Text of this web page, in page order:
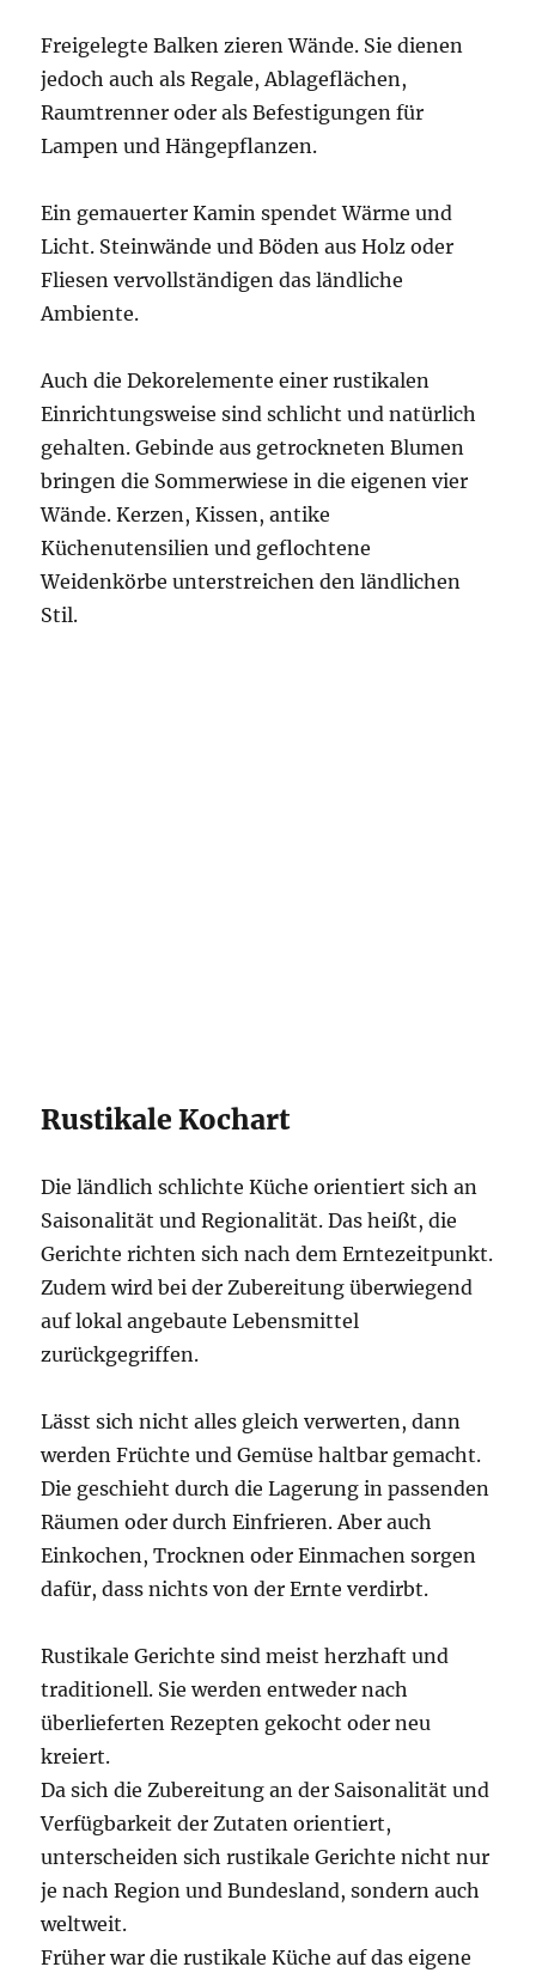
Freigelegte Balken zieren Wände. Sie dienen
jedoch auch als Regale, Ablageflächen,
Raumtrenner oder als Befestigungen für
Lampen und Hängepflanzen.
Ein gemauerter Kamin spendet Wärme und
Licht. Steinwände und Böden aus Holz oder
Fliesen vervollständigen das ländliche
Ambiente.
Auch die Dekorelemente einer rustikalen
Einrichtungsweise sind schlicht und natürlich
gehalten. Gebinde aus getrockneten Blumen
bringen die Sommerwiese in die eigenen vier
Wände. Kerzen, Kissen, antike
Küchenutensilien und geflochtene
Weidenkörbe unterstreichen den ländlichen
Stil.
Rustikale Kochart
Die ländlich schlichte Küche orientiert sich an
Saisonalität und Regionalität. Das heißt, die
Gerichte richten sich nach dem Erntezeitpunkt.
Zudem wird bei der Zubereitung überwiegend
auf lokal angebaute Lebensmittel
zurückgegriffen.
Lässt sich nicht alles gleich verwerten, dann
werden Früchte und Gemüse haltbar gemacht.
Die geschieht durch die Lagerung in passenden
Räumen oder durch Einfrieren. Aber auch
Einkochen, Trocknen oder Einmachen sorgen
dafür, dass nichts von der Ernte verdirbt.
Rustikale Gerichte sind meist herzhaft und
traditionell. Sie werden entweder nach
überlieferten Rezepten gekocht oder neu
kreiert.
Da sich die Zubereitung an der Saisonalität und
Verfügbarkeit der Zutaten orientiert,
unterscheiden sich rustikale Gerichte nicht nur
je nach Region und Bundesland, sondern auch
weltweit.
Früher war die rustikale Küche auf das eigene